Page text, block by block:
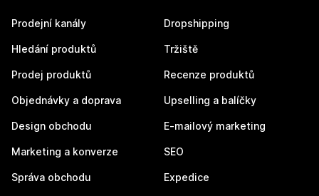
Prodejní kanály
Hledání produktů
Prodej produktů
Objednávky a doprava
Design obchodu
Marketing a konverze
Správa obchodu
Dropshipping
Tržiště
Recenze produktů
Upselling a balíčky
E-mailový marketing
SEO
Expedice